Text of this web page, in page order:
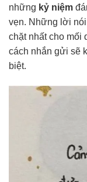
những kỷ niệm
vẹn. Những lời
chặt nhất cho mối
cách nhắn gửi sẽ
biệt.